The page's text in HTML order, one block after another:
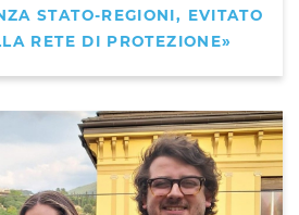
STATO-REGIONI, EVITATO
RETE DI PROTEZIONE»